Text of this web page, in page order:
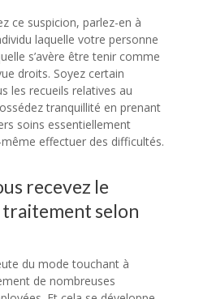
ce suspicion, parlez-en à
laquelle votre personne
s’avère être tenir comme
droits. Soyez certain
les recueils relatives au
tranquillité en prenant
soins essentiellement
effectuer des difficultés.
recevez le
selon
du mode touchant à
de nombreuses